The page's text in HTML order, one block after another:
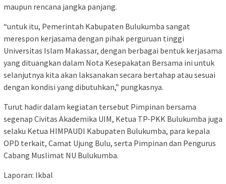
maupun rencana jangka panjang.
“untuk itu, Pemerintah Kabupaten Bulukumba sangat
merespon kerjasama dengan pihak perguruan tinggi
Universitas Islam Makassar, dengan berbagai bentuk kerjasama
yang dituangkan dalam Nota Kesepakatan Bersama ini untuk
selanjutnya kita akan laksanakan secara bertahap atau sesuai
dengan kondisi yang dibutuhkan,” pungkasnya.
Turut hadir dalam kegiatan tersebut Pimpinan bersama
segenap Civitas Akademika UIM, Ketua TP-PKK Bulukumba juga
selaku Ketua HIMPAUDI Kabupaten Bulukumba, para kepala
OPD terkait, Camat Ujung Bulu, serta Pimpinan dan Pengurus
Cabang Muslimat NU Bulukumba.
Laporan: Ikbal